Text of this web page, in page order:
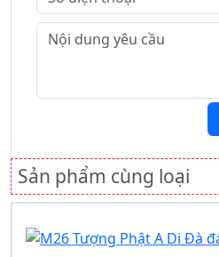
Sản phẩm cùng loại